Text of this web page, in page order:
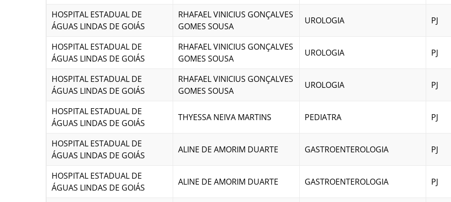
HOSPITAL ESTADUAL DE
ÁGUAS LINDAS DE GOIÁS
RHAFAEL VINICIUS GONÇALVES
GOMES SOUSA
UROLOGIA PJ
HOSPITAL ESTADUAL DE
ÁGUAS LINDAS DE GOIÁS
RHAFAEL VINICIUS GONÇALVES
GOMES SOUSA
UROLOGIA PJ
HOSPITAL ESTADUAL DE
ÁGUAS LINDAS DE GOIÁS
RHAFAEL VINICIUS GONÇALVES
GOMES SOUSA
UROLOGIA PJ
HOSPITAL ESTADUAL DE
ÁGUAS LINDAS DE GOIÁS
THYESSA NEIVA MARTINS PEDIATRA PJ
HOSPITAL ESTADUAL DE
ÁGUAS LINDAS DE GOIÁS
ALINE DE AMORIM DUARTE GASTROENTEROLOGIA PJ
HOSPITAL ESTADUAL DE
ÁGUAS LINDAS DE GOIÁS
ALINE DE AMORIM DUARTE GASTROENTEROLOGIA PJ